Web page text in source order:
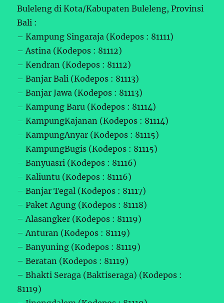
Buleleng di Kota/Kabupaten Buleleng, Provinsi
Bali :
– Kampung Singaraja (Kodepos : 81111)
– Astina (Kodepos : 81112)
– Kendran (Kodepos : 81112)
– Banjar Bali (Kodepos : 81113)
– Banjar Jawa (Kodepos : 81113)
– Kampung Baru (Kodepos : 81114)
– KampungKajanan (Kodepos : 81114)
– KampungAnyar (Kodepos : 81115)
– KampungBugis (Kodepos : 81115)
– Banyuasri (Kodepos : 81116)
– Kaliuntu (Kodepos : 81116)
– Banjar Tegal (Kodepos : 81117)
– Paket Agung (Kodepos : 81118)
– Alasangker (Kodepos : 81119)
– Anturan (Kodepos : 81119)
– Banyuning (Kodepos : 81119)
– Beratan (Kodepos : 81119)
– Bhakti Seraga (Baktiseraga) (Kodepos :
81119)